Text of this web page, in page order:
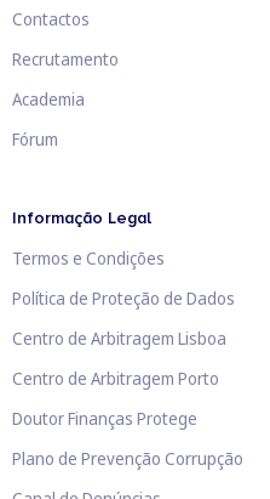
Contactos
Recrutamento
Academia
Fórum
Informação Legal
Termos e Condições
Política de Proteção de Dados
Centro de Arbitragem Lisboa
Centro de Arbitragem Porto
Doutor Finanças Protege
Plano de Prevenção Corrupção